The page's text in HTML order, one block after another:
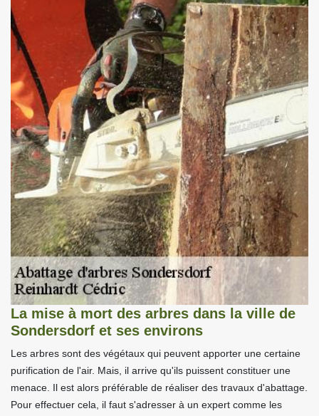
La mise à mort des arbres dans la ville de
Sondersdorf et ses environs
Les arbres sont des végétaux qui peuvent apporter une certaine
purification de l'air. Mais, il arrive qu'ils puissent constituer une
menace. Il est alors préférable de réaliser des travaux d'abattage.
Pour effectuer cela, il faut s'adresser à un expert comme les